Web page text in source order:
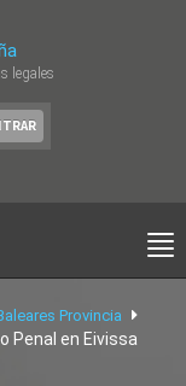
legales
Provincia
Penal en Eivissa